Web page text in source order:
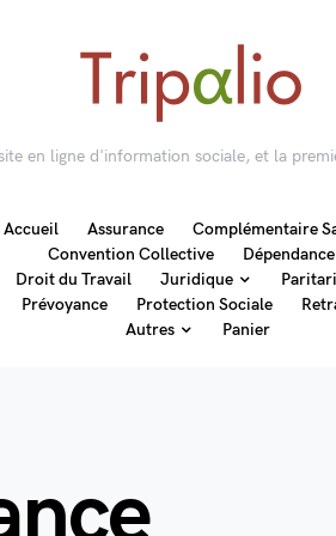
en ligne d'information sociale, et la
Accueil Assurance
Complémentaire
Convention Collective
Dépendance
Droit du Travail
Juridique
Prévoyance
Protection Sociale
Autres
Panier